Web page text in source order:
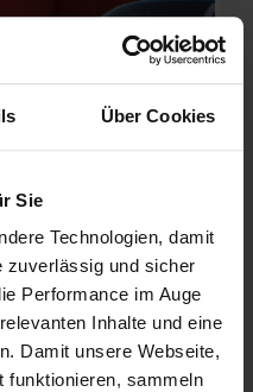
Über Cookies
Sie
Technologien, damit
zuverlässig und sicher
Performance im Auge
Inhalte und eine
Damit unsere Webseite,
funktionieren, sammeln
zwei junge wilde
längst einen
Zum guten Ruf
“Cupra”-Sportvarianten.